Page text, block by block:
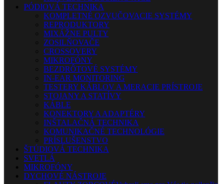
PÓDIOVÁ TECHNIKA
KOMPLETNÉ OZVUČOVACIE SYSTÉMY
REPRODUKTORY
MIXÁŽNE PULTY
ZOSILŇOVAČE
CROSSOVERY
MIKROFÓNY
BEZDRÔTOVÉ SYSTÉMY
IN-EAR MONITORING
TESTERY KÁBLOV A MERACIE PRÍSTROJE
STOJANY A STATÍVY
KÁBLE
KONEKTORY A ADAPTÉRY
INŠTALAČNÁ TECHNIKA
KOMUNIKAČNÉ TECHNOLÓGIE
PRÍSLUŠENSTVO
ŠTÚDIOVÁ TECHNIKA
SVETLÁ
MIKROFÓNY
DYCHOVÉ NÁSTROJE